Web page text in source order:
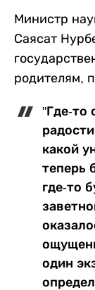
Министр
Саясат
родителям,
"Где-то
какой
теперь
где-то
один